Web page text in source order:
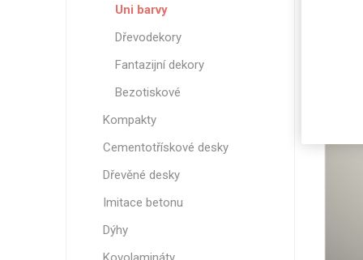
Uni barvy
Dřevodekory
Fantazijní dekory
Bezotiskové
Kompakty
Cementotřískové desky
Dřevěné desky
Imitace betonu
Dýhy